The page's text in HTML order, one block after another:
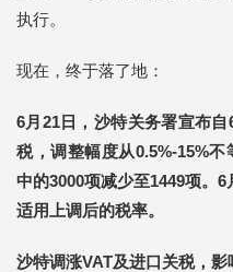
执行。
现在，终于落了地：
6月21日，沙特关务署宣布
税，调整幅度从0.5%-15%
中的3000项减少至1449项。 6
适用上调后的税率。
沙特调涨VAT及进口关税，影